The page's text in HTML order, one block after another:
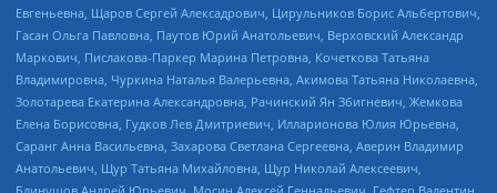
Евгеньевна, Щаров Сергей Алексадрович, Цирульников Борис Альбертович,
Гасан Ольга Павловна, Паутов Юрий Анатольевич, Верховский Александр
Маркович, Пислакова-Паркер Марина Петровна, Кочеткова Татьяна
Владимировна, Чуркина Наталья Валерьевна, Акимова Татьяна Николаевна,
Золотарева Екатерина Александровна, Рачинский Ян Збигневич, Жемкова
Елена Борисовна, Гудков Лев Дмитриевич, Илларионова Юлия Юрьевна,
Саранг Анна Васильевна, Захарова Светлана Сергеевна, Аверин Владимир
Анатольевич, Щур Татьяна Михайловна, Щур Николай Алексеевич,